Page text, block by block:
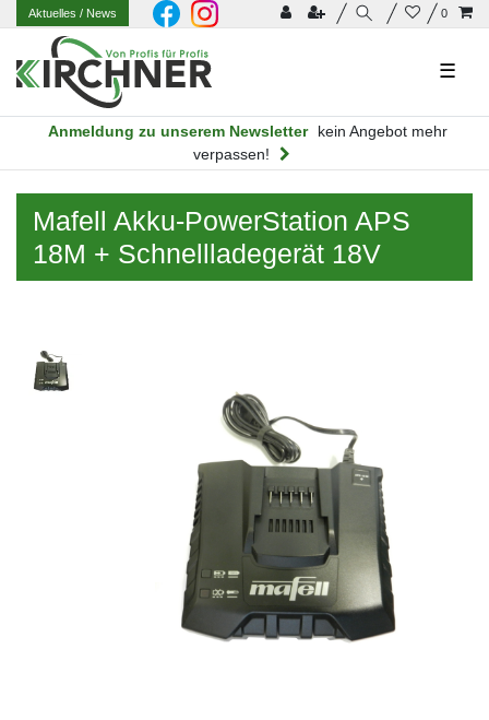
0
Aktuelles/ News
☰
Anmeldung zu unserem Newsletter
kein Angebot mehr
verpassen!
Mafell Akku-PowerStation APS
18M + Schnellladegerät 18V